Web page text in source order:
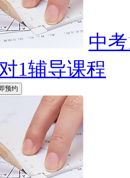
中
1辅导课程
预约